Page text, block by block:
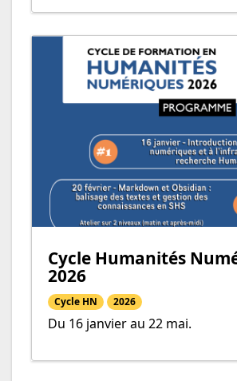
Cycle Humanités
2026
Cycle HN 2026
Du 16 janvier au 22 mai.